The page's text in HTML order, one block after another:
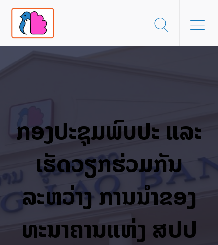
ກອງປະຊຸມພົບປະ ແລະ
ເຮັດວຽກຮ່ວມກັນ
ລະຫວ່າງ ການນຳຂອງ
ທະນາຄານແຫ່ງ ສປປ